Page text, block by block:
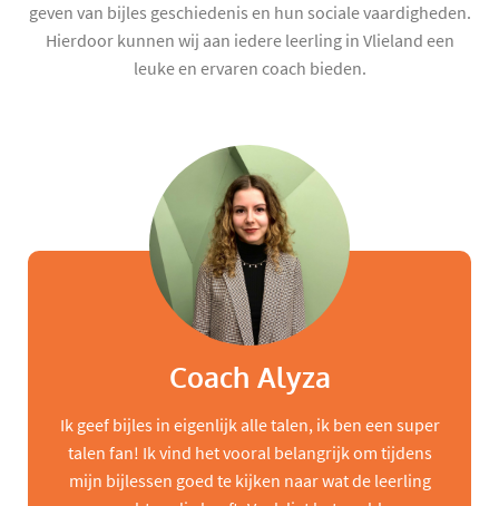
geven van bijles geschiedenis en hun sociale vaardigheden.
Hierdoor kunnen wij aan iedere leerling in Vlieland een
leuke en ervaren coach bieden.
Coach Alyza
Ik geef bijles in eigenlijk alle talen, ik ben een super
talen fan! Ik vind het vooral belangrijk om tijdens
mijn bijlessen goed te kijken naar wat de leerling